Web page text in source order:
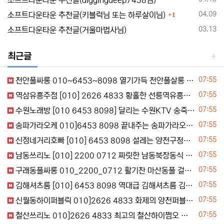
등록일
04.09
소프트다운타운 추천글(키블럭님 또는 하루살이님) 1
등록일
03.13
소프트다운타운 추천글(거울마법사님)
최근글
등록일
07:55
천안풀싸롱 010~6453~8098 열기가득 천안풀살롱 쌍용역풀싸롱 천안아산역구미식 즉시문의
등록일
07:55
역삼유흥주점 [010] 2626 4833 황홀한 선릉역유흥주점 도곡동유흥주점 새벽문의
등록일
07:55
수원노래방 [010 6453 8098] 달리는 수원KTV 송죽동노래광장
등록일
07:55
송파가라오케 010]6453 8098 끝내주는 송파가라오케 송파가라오케
등록일
07:55
신정네거리호빠 [010] 6453 8098 설레는 양천구청역호스트빠 신정네거리아빠방
등록일
07:55
남동쓰리노 [010] 2200 0712 짜릿한 남동북창동식 장수동3NO
등록일
07:55
구래동풀싸롱 010_2200_0712 활기찬 마산동풀 걸포동풀싸롱
등록일
07:55
김해셔츠룸 [010] 6453 8098 역대급 김해셔츠룸 김해셔츠룸 김해셔츠룸 실시간문의
등록일
07:55
신월동하이퍼블릭 010]2626 4833 화제의 양천퍼블릭 신월동텐프로
등록일
07:55
철산쓰리노 010]2626 4833 최고의 철산하이쩜오 학온동쓰리노 광명시쩜오 바로문의